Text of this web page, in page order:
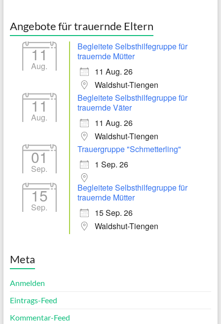
Angebote für trauernde Eltern
11
Aug.
Begleitete Selbsthilfegruppe für
trauernde Mütter
11 Aug. 26
Waldshut-Tiengen
11
Aug.
Begleitete Selbsthilfegruppe für
trauernde Väter
11 Aug. 26
Waldshut-Tiengen
01
Sep.
Trauergruppe "Schmetterling"
1 Sep. 26
15
Sep.
Begleitete Selbsthilfegruppe für
trauernde Mütter
15 Sep. 26
Waldshut-Tiengen
Meta
Anmelden
Eintrags-Feed
Kommentar-Feed